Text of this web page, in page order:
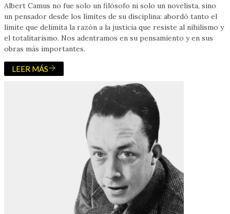
Albert Camus no fue solo un filósofo ni solo un novelista, sino
un pensador desde los límites de su disciplina: abordó tanto el
límite que delimita la razón a la justicia que resiste al nihilismo y
el totalitarismo. Nos adentramos en su pensamiento y en sus
obras más importantes.
LEER MÁS